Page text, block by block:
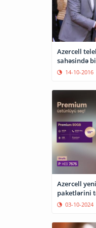
Azercell
14-10-2016
Azercell
paketlərini
03-10-2024